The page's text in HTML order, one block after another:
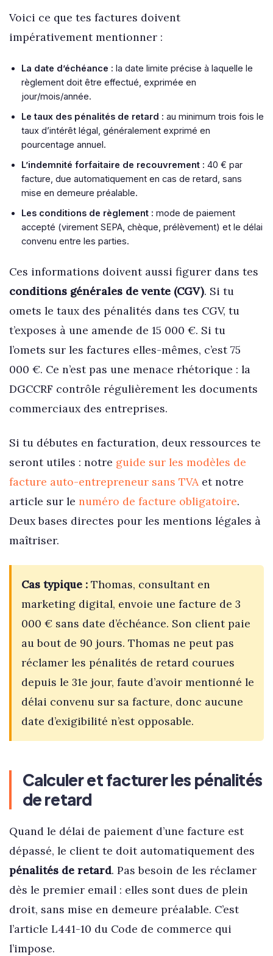
Voici ce que tes factures doivent
impérativement mentionner :
La date d’échéance : la date limite précise à laquelle le
règlement doit être effectué, exprimée en
jour/mois/année.
Le taux des pénalités de retard : au minimum trois fois le
taux d’intérêt légal, généralement exprimé en
pourcentage annuel.
L’indemnité forfaitaire de recouvrement : 40 € par
facture, due automatiquement en cas de retard, sans
mise en demeure préalable.
Les conditions de règlement : mode de paiement
accepté (virement SEPA, chèque, prélèvement) et le délai
convenu entre les parties.
Ces informations doivent aussi figurer dans tes
conditions générales de vente (CGV). Si tu
omets le taux des pénalités dans tes CGV, tu
t’exposes à une amende de 15 000 €. Si tu
l’omets sur les factures elles-mêmes, c’est 75
000 €. Ce n’est pas une menace rhétorique : la
DGCCRF contrôle régulièrement les documents
commerciaux des entreprises.
Si tu débutes en facturation, deux ressources te
seront utiles : notre guide sur les modèles de
facture auto-entrepreneur sans TVAet notre
article sur le numéro de facture obligatoire.
Deux bases directes pour les mentions légales à
maîtriser.
Cas typique :Thomas, consultant en
marketing digital, envoie une facture de 3
000 € sans date d’échéance. Son client paie
au bout de 90 jours. Thomas ne peut pas
réclamer les pénalités de retard courues
depuis le 31e jour, faute d’avoir mentionné le
délai convenu sur sa facture, donc aucune
date d’exigibilité n’est opposable.
Calculer et facturer les pénalités
de retard
Quand le délai de paiement d’une facture est
dépassé, le client te doit automatiquement des
pénalités de retard. Pas besoin de les réclamer
dès le premier email : elles sont dues de plein
droit, sans mise en demeure préalable. C’est
l’article L441-10 du Code de commerce qui
l’impose.